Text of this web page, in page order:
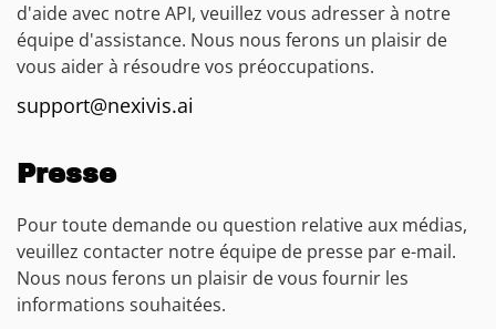
d'aide avec notre API, veuillez vous adresser à notre
équipe d'assistance. Nous nous ferons un plaisir de
vous aider à résoudre vos préoccupations.
support@nexivis.ai
Presse
Pour toute demande ou question relative aux médias,
veuillez contacter notre équipe de presse par e-mail.
Nous nous ferons un plaisir de vous fournir les
informations souhaitées.